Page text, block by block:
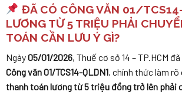
ĐÃ CÓ CÔNG VĂN 01/
LƯƠNG TỪ 5 TRIỆU PHẢI
TOÁN CẦN LƯU Ý GÌ?
Ngày05/01/2026, Thuế cơ sở 14 – TP.HCM
Công văn 01/TCS14-QLDN1, chính thức làm rõ
thanh toán lương từ 5 triệu đồng trở lên phải